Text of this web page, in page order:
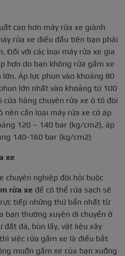
cao hơn máy rửa xe giành
rửa xe điều đầu tiên bạn phải
Đối với các loại máy rửa xe gia
hơn do bạn không rửa gầm xe
Áp lực phun vào khoảng 80
lớn nhất vào khoảng từ 100
hàng chuyên rửa xe ô tô đòi
nên cần loại máy rửa xe có áp
120 – 140 bar (kg/cm2), áp
140-160 bar (kg/cm2)
xe
chuyên nghiệp đòi hỏi buộc
rửa xe để có thể rửa sạch sẽ
tiếp những thứ bẩn nhất từ
bạn thường xuyên di chuyển ở
đất đá, bùn lầy, vật liệu xây
việc rửa gầm xe là điều bắt
muốn gầm xe của bạn xuống